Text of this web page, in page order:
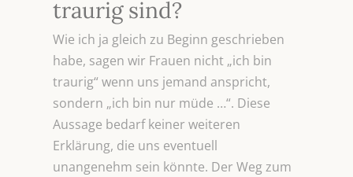
traurig sind?
Wie ich ja gleich zu Beginn geschrieben
habe, sagen wir Frauen nicht „ich bin
traurig“ wenn uns jemand anspricht,
sondern „ich bin nur müde …“. Diese
Aussage bedarf keiner weiteren
Erklärung, die uns eventuell
unangenehm sein könnte. Der Weg zum